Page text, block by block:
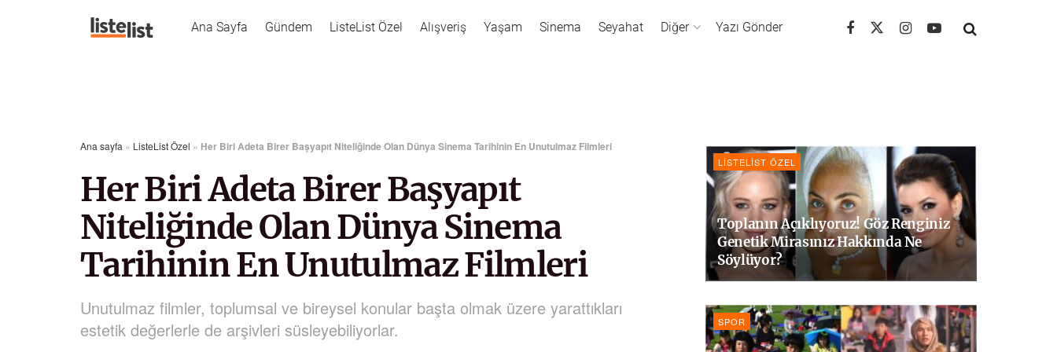
Ana Sayfa Gündem ListeList Özel Alışveriş Yaşam Sinema Seyahat Diğer Yazı Gönder
Ana sayfa » ListeList Özel » Her Biri Adeta Birer Başyapıt Niteliğinde Olan Dünya Sinema Tarihinin En Unutulmaz Filmleri
Her Biri Adeta Birer Başyapıt
Niteliğinde Olan Dünya Sinema
Tarihinin En Unutulmaz Filmleri
Unutulmaz filmler, toplumsal ve bireysel konular başta olmak üzere yarattıkları
estetik değerlerle de arşivleri süsleyebiliyorlar.
LISTELIST ÖZEL
Toplanın Açıklıyoruz! Göz Renginiz
Genetik Mirasınız Hakkında Ne
Söylüyor?
SPOR